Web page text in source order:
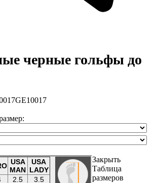
черные гольфы до
GE10017
Закрыть
Таблица
размеров